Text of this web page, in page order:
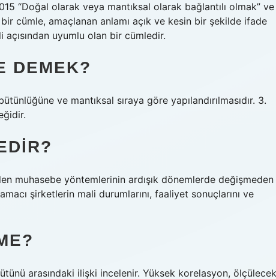
“Doğal olarak veya mantıksal olarak bağlantılı olmak” ve
cümle, amaçlanan anlamı açık ve kesin bir şekilde ifade
uyumlu olan bir cümledir.
DEMEK?
ve mantıksal sıraya göre yapılandırılmasıdır. 3.
muhasebe yöntemlerinin ardışık dönemlerde değişmeden
şirketlerin mali durumlarını, faaliyet sonuçlarını ve
arasındaki ilişki incelenir. Yüksek korelasyon, ölçülecek